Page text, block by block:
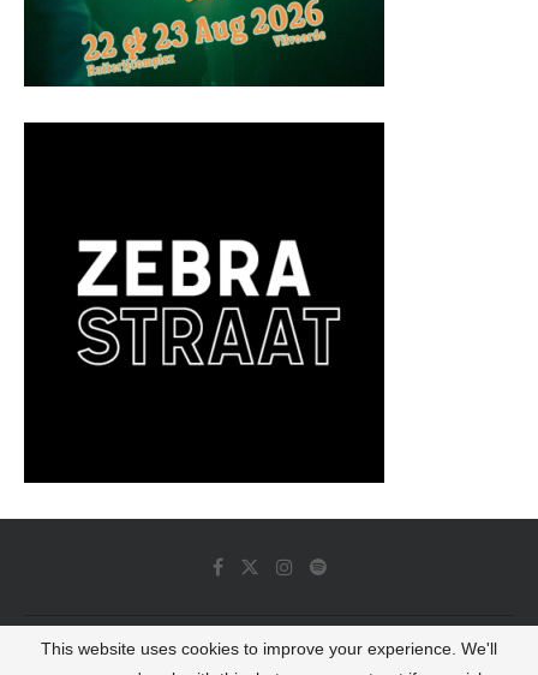
© 2022 - Luminous Dash All Rights Reserved
This website uses cookies to improve your experience. We'll